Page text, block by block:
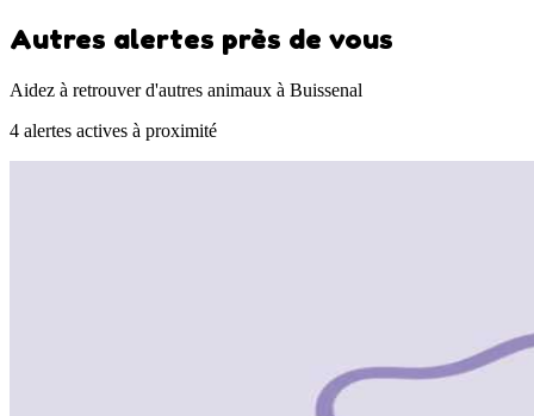
Autres alertes près de vous
Aidez à retrouver d'autres animaux à Buissenal
4 alertes actives à proximité